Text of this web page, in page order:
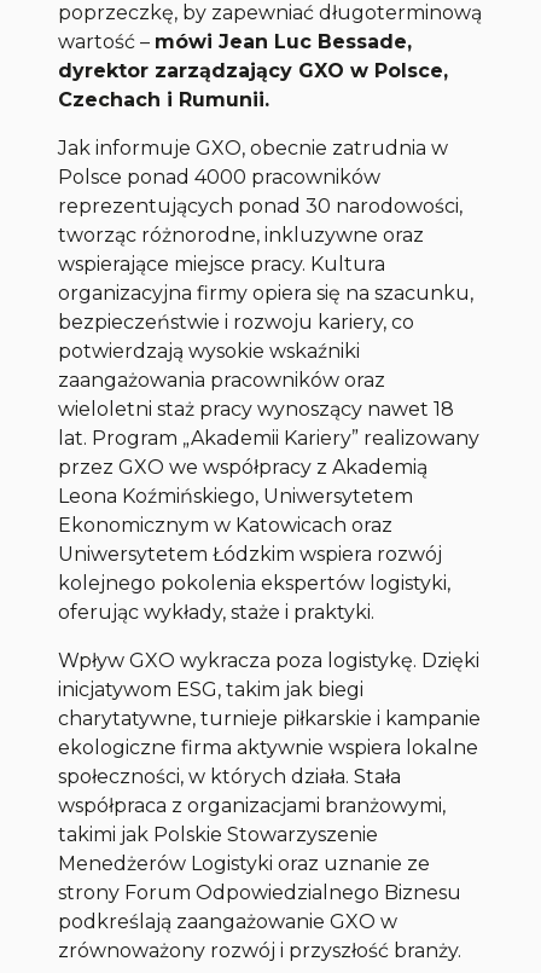
poprzeczkę, by zapewniać długoterminową
wartość – mówi Jean Luc Bessade,
dyrektor zarządzający GXO w Polsce,
Czechach i Rumunii.
Jak informuje GXO, obecnie zatrudnia w
Polsce ponad 4000 pracowników
reprezentujących ponad 30 narodowości,
tworząc różnorodne, inkluzywne oraz
wspierające miejsce pracy. Kultura
organizacyjna firmy opiera się na szacunku,
bezpieczeństwie i rozwoju kariery, co
potwierdzają wysokie wskaźniki
zaangażowania pracowników oraz
wieloletni staż pracy wynoszący nawet 18
lat. Program „Akademii Kariery” realizowany
przez GXO we współpracy z Akademią
Leona Koźmińskiego, Uniwersytetem
Ekonomicznym w Katowicach oraz
Uniwersytetem Łódzkim wspiera rozwój
kolejnego pokolenia ekspertów logistyki,
oferując wykłady, staże i praktyki.
Wpływ GXO wykracza poza logistykę. Dzięki
inicjatywom ESG, takim jak biegi
charytatywne, turnieje piłkarskie i kampanie
ekologiczne firma aktywnie wspiera lokalne
społeczności, w których działa. Stała
współpraca z organizacjami branżowymi,
takimi jak Polskie Stowarzyszenie
Menedżerów Logistyki oraz uznanie ze
strony Forum Odpowiedzialnego Biznesu
podkreślają zaangażowanie GXO w
zrównoważony rozwój i przyszłość branży.